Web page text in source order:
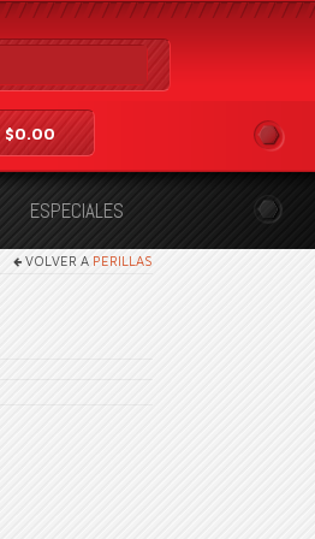
$0.00
ESPECIALES
VOLVER A PERILLAS